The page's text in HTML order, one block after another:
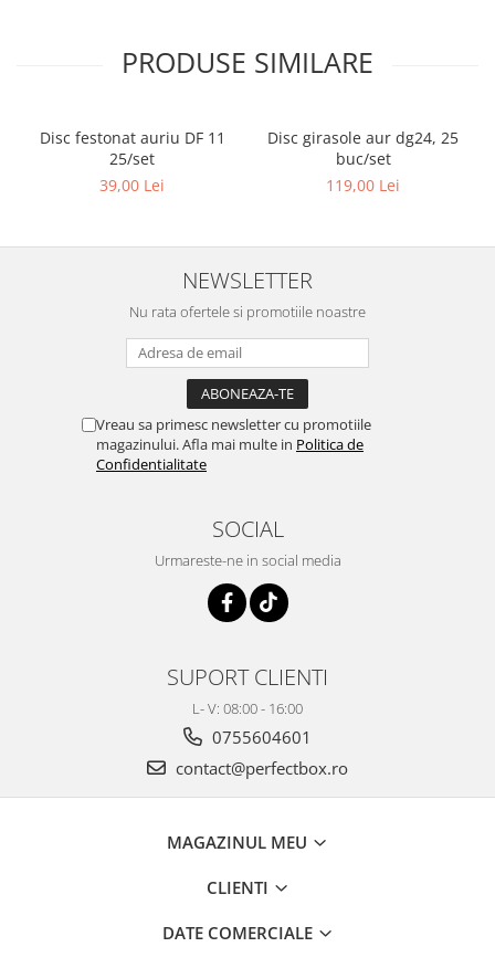
PRODUSE SIMILARE
Disc festonat auriu DF 11
25/set
39,00 Lei
Disc girasole aur dg24, 25
buc/set
119,00 Lei
NEWSLETTER
Nu rata ofertele si promotiile noastre
Vreau sa primesc newsletter cu promotiile
magazinului. Afla mai multe in Politica de
Confidentialitate
SOCIAL
Urmareste-ne in social media
SUPORT CLIENTI
L- V: 08:00 - 16:00
0755604601
contact@perfectbox.ro
MAGAZINUL MEU
CLIENTI
DATE COMERCIALE